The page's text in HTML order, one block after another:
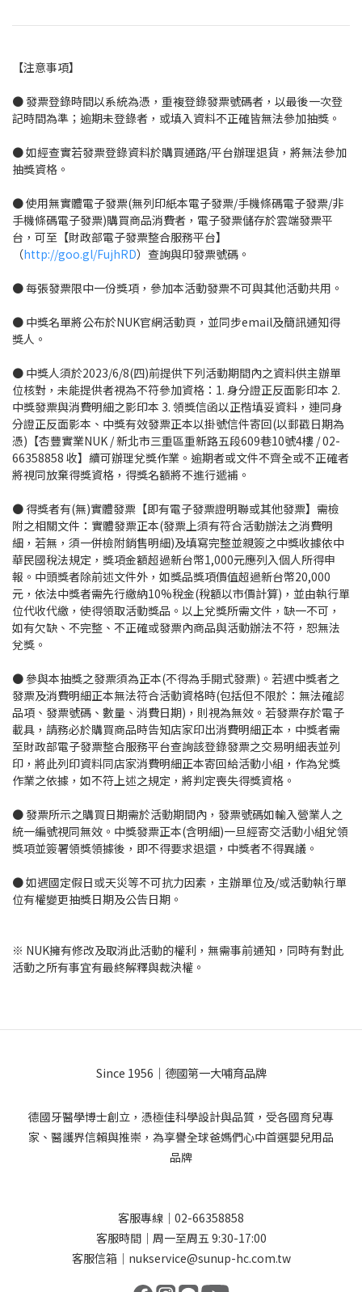
【注意事項】
● 發票登錄時間以系統為憑，重複登錄發票號碼者，以最後一次登
記時間為準；逾期未登錄者，或填入資料不正確皆無法參加抽獎。
● 如經查實若發票登錄資料於購買通路/平台辦理退貨，將無法參加
抽獎資格。
● 使用無實體電子發票(無列印紙本電子發票/手機條碼電子發票/非
手機條碼電子發票)購買商品消費者，電子發票儲存於雲端發票平
台，可至【財政部電子發票整合服務平台】
（http://goo.gl/FujhRD）查詢與印發票號碼。
● 每張發票限中一份獎項，參加本活動發票不可與其他活動共用。
● 中獎名單將公布於NUK官網活動頁，並同步email及簡訊通知得
獎人。
● 中獎人須於2023/6/8(四)前提供下列活動期間內之資料供主辦單
位核對，未能提供者視為不符參加資格：1. 身分證正反面影印本 2.
中獎發票與消費明細之影印本 3. 領獎信函以正楷填妥資料，連同身
分證正反面影本、中獎有效發票正本以掛號信件寄回(以郵戳日期為
憑)【杏豐實業NUK / 新北市三重區重新路五段609巷10號4樓 / 02-
66358858 收】續可辦理兌獎作業。逾期者或文件不齊全或不正確者
將視同放棄得獎資格，得獎名額將不進行遞補。
● 得獎者有(無)實體發票【即有電子發票證明聯或其他發票】需檢
附之相關文件：實體發票正本(發票上須有符合活動辦法之消費明
細，若無，須一併檢附銷售明細)及填寫完整並親簽之中獎收據依中
華民國稅法規定，獎項金額超過新台幣1,000元應列入個人所得申
報。中頭獎者除前述文件外，如獎品獎項價值超過新台幣20,000
元，依法中獎者需先行繳納10%稅金(稅額以市價計算)，並由執行單
位代收代繳，使得領取活動獎品。以上兌獎所需文件，缺一不可，
如有欠缺、不完整、不正確或發票內商品與活動辦法不符，恕無法
兌獎。
● 參與本抽獎之發票須為正本(不得為手開式發票)。若遇中獎者之
發票及消費明細正本無法符合活動資格時(包括但不限於：無法確認
品項、發票號碼、數量、消費日期)，則視為無效。若發票存於電子
載具，請務必於購買商品時告知店家印出消費明細正本，中獎者需
至財政部電子發票整合服務平台查詢該登錄發票之交易明細表並列
印，將此列印資料同店家消費明細正本寄回給活動小組，作為兌獎
作業之依據，如不符上述之規定，將判定喪失得獎資格。
● 發票所示之購買日期需於活動期間內，發票號碼如輸入營業人之
統一編號視同無效。中獎發票正本(含明細)一旦經寄交活動小組兌領
獎項並簽署領獎領據後，即不得要求退還，中獎者不得異議。
● 如遇國定假日或天災等不可抗力因素，主辦單位及/或活動執行單
位有權變更抽獎日期及公告日期。
※ NUK擁有修改及取消此活動的權利，無需事前通知，同時有對此
活動之所有事宜有最終解釋與裁決權。
Since 1956｜德國第一大哺育品牌
德國牙醫學博士創立，憑極佳科學設計與品質，受各國育兒專
家、醫護界信賴與推崇，為享譽全球爸媽們心中首選嬰兒用品
品牌
客服專線｜02-66358858
客服時間｜周一至周五 9:30-17:00
客服信箱｜nukservice@sunup-hc.com.tw